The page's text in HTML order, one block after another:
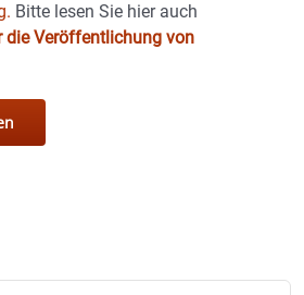
Bitte lesen Sie hier auch
die Veröffentlichung von